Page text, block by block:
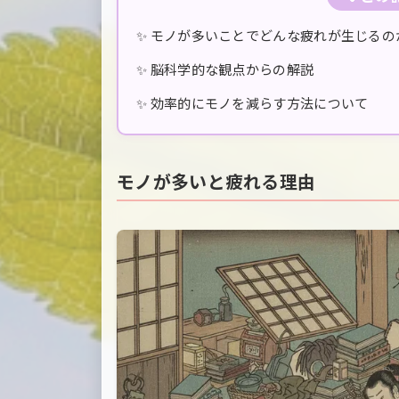
✨ モノが多いことでどんな疲れが生じるの
✨ 脳科学的な観点からの解説
✨ 効率的にモノを減らす方法について
モノが多いと疲れる理由